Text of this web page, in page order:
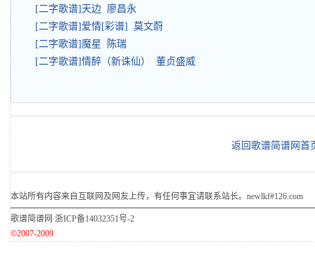
[二字歌谱]天边 廖昌永
[二字歌谱]爱情[彩谱] 莫文蔚
[二字歌谱]魔星 陈瑞
[二字歌谱]情醉（新诛仙） 董贞盛威
返回歌谱简谱网首
本站所有内容来自互联网及网友上传，有任何事宜请联系站长。newlkf#126.com
歌谱简谱网 浙ICP备14032351号-2
©2007-2009